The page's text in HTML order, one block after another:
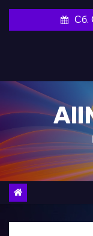
и
о
в
Сб.